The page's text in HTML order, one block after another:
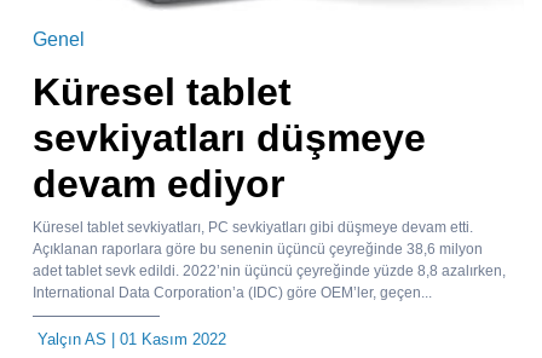
Genel
Küresel tablet
sevkiyatları düşmeye
devam ediyor
Küresel tablet sevkiyatları, PC sevkiyatları gibi düşmeye devam etti.
Açıklanan raporlara göre bu senenin üçüncü çeyreğinde 38,6 milyon
adet tablet sevk edildi. 2022’nin üçüncü çeyreğinde yüzde 8,8 azalırken,
International Data Corporation’a (IDC) göre OEM’ler, geçen...
Yalçın AS | 01 Kasım 2022